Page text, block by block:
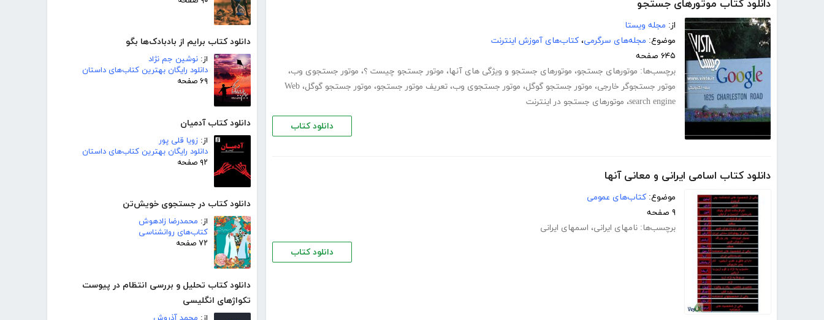
دانلود کتاب برایم از بادبادک‌ها بگو
از: نوشین جم نژاد
دانلود رایگان بهترین کتاب‌های داستان
۶۹ صفحه
دانلود کتاب آدمیان
از: زویا قلی پور
دانلود رایگان بهترین کتاب‌های داستان
۹۲ صفحه
دانلود کتاب در جستجوی خویش‌تن
از: محمدرضا زادهوش
کتاب‌های روانشناسی
۷۲ صفحه
دانلود کتاب تحلیل و بررسی انتظام در پیوست
تکواژهای انگلیسی
دانلود کتاب موتورهای جستجو
از: مجله ویستا
موضوع: مجله‌های سرگرمی، کتاب‌های آموزش اینترنت
۶۴۵ صفحه
برچسب‌ها: موتورهای جستجو، موتورهای جستجو و ویژگی های آنها، موتور جستجو چیست ؟، موتور جستجوی وب،
موتور جستجوگر خارجی، موتور جستجو گوگل، موتور جستجوی وب، تعریف موتور جستجو، موتور جستجو گوگل، Web
search engine، موتورهای جستجو در اینترنت
دانلود کتاب
دانلود کتاب اسامی ایرانی و معانی آنها
موضوع: کتاب‌های عمومی
۹ صفحه
برچسب‌ها: نامهای ایرانی، اسمهای ایرانی
دانلود کتاب